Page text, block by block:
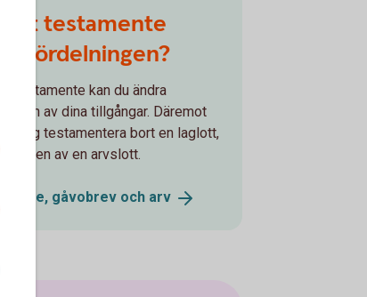
ett testamente
fördelningen?
testamente kan du ändra
av dina tillgångar. Däremot
aldrig testamentera bort en laglott,
hälften av en arvslott.
gåvobrev och arv